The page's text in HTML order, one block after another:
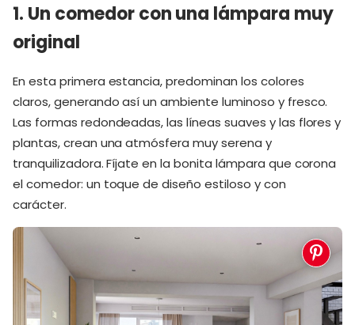
1. Un comedor con una lámpara muy
original
En esta primera estancia, predominan los colores
claros, generando así un ambiente luminoso y fresco.
Las formas redondeadas, las líneas suaves y las flores y
plantas, crean una atmósfera muy serena y
tranquilizadora. Fíjate en la bonita lámpara que corona
el comedor: un toque de diseño estiloso y con
carácter.